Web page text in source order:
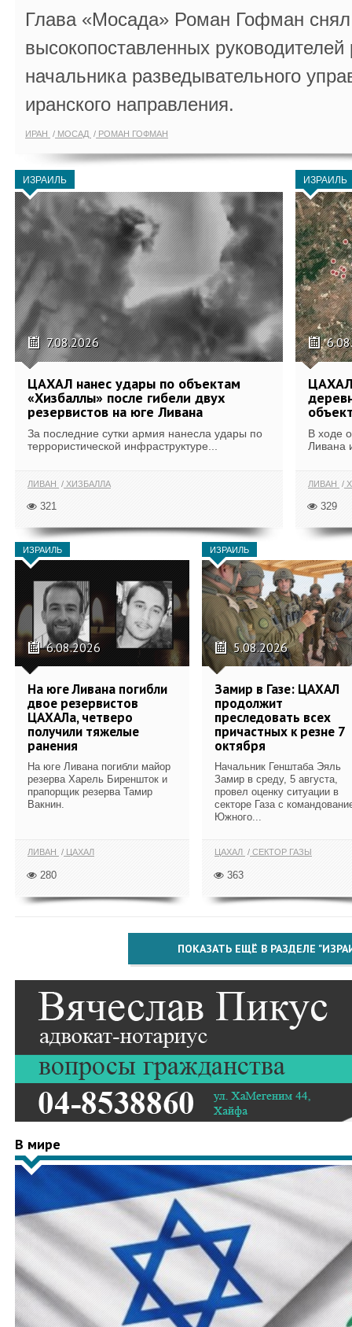
Глава «Мосада» Роман Гофман снял
высокопоставленных
начальника разведывательного
иранского направления.
ИРАН МОСАД РОМАН ГОФМАН
ИЗРАИЛЬ
7.08.2026
ЦАХАЛ нанес удары по объектам
«Хизбаллы» после гибели двух
резервистов на юге Ливана
За последние сутки армия нанесла удары по
террористической инфраструктуре...
ЛИВАН ХИЗБАЛЛА
321
ИЗРАИЛЬ
В ходе
Ливана
ЛИВАН
329
ИЗРАИЛЬ
6.08.2026
На юге Ливана погибли
двое резервистов
ЦАХАЛа, четверо
получили тяжелые
ранения
На юге Ливана погибли майор
резерва Харель Биреншток и
прапорщик резерва Тамир
Вакнин.
ЛИВАН ЦАХАЛ
280
ИЗРАИЛЬ
5.08.2026
Замир в Газе: ЦАХАЛ
продолжит
преследовать всех
причастных к резне 7
октября
Начальник Генштаба Эяль
Замир в среду, 5 августа,
провел оценку ситуации в
секторе Газа с
Южного...
ЦАХАЛ СЕКТОР ГАЗЫ
363
ПОКАЗАТЬ ЕЩЁ В РАЗДЕЛЕ
В мире